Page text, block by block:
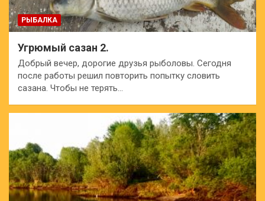
РЫБАЛКА
Угрюмый сазан 2.
Добрый вечер, дорогие друзья рыболовы. Сегодня
после работы решил повторить попытку словить
сазана. Чтобы не терять…